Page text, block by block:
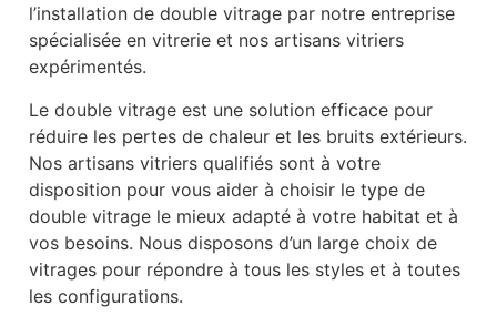
l’installation de double vitrage par notre entreprise
spécialisée en vitrerie et nos artisans vitriers
expérimentés.
Le double vitrage est une solution efficace pour
réduire les pertes de chaleur et les bruits extérieurs.
Nos artisans vitriers qualifiés sont à votre
disposition pour vous aider à choisir le type de
double vitrage le mieux adapté à votre habitat et à
vos besoins. Nous disposons d’un large choix de
vitrages pour répondre à tous les styles et à toutes
les configurations.